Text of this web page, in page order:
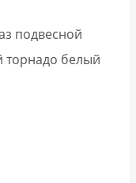
подвесной
торнадо белый